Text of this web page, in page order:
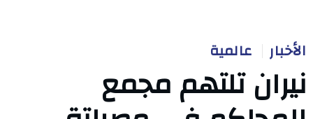
الأخبار عالمية
نيران تلتهم مجمع